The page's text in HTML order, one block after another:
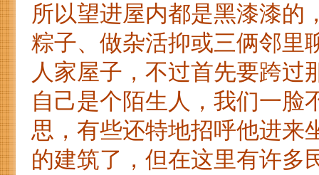
所以望进屋内都是黑漆漆的
粽子、做杂活抑或三俩邻里
人家屋子，不过首先要跨过
自己是个陌生人，我们一脸
思，有些还特地招呼他进来
的建筑了，但在这里有许多